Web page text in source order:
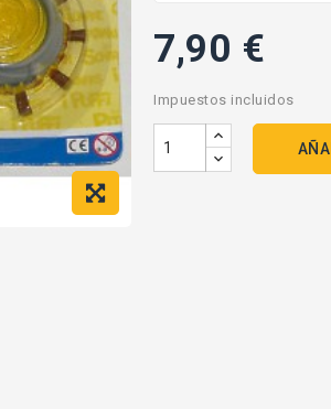
7,90 €
Impuestos incluidos